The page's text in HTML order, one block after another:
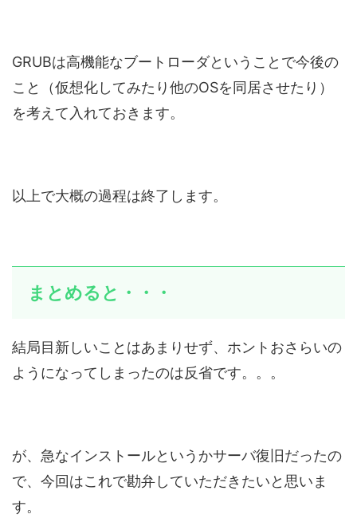
GRUBは高機能なブートローダということで今後の
こと（仮想化してみたり他のOSを同居させたり）
を考えて入れておきます。
以上で大概の過程は終了します。
まとめると・・・
結局目新しいことはあまりせず、ホントおさらいの
ようになってしまったのは反省です。。。
が、急なインストールというかサーバ復旧だったの
で、今回はこれで勘弁していただきたいと思いま
す。